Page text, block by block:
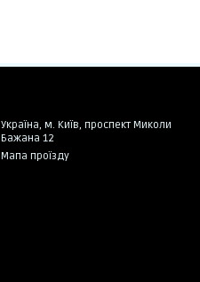
Україна, м. Київ, проспект Миколи
Бажана 12
Мапа проїзду